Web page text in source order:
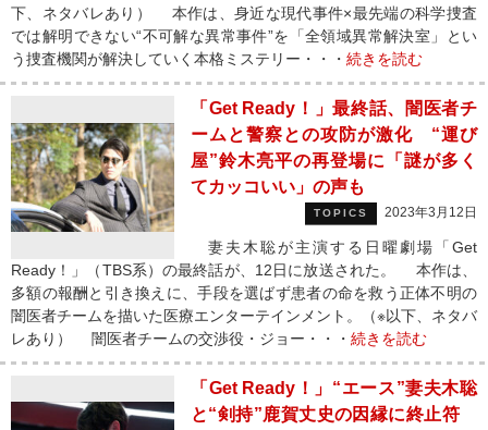
下、ネタバレあり） 本作は、身近な現代事件×最先端の科学捜査
では解明できない“不可解な異常事件”を「全領域異常解決室」とい
う捜査機関が解決していく本格ミステリー・・・ 続きを読む
「Get Ready！」最終話、闇医者チ
ームと警察との攻防が激化 “運び
屋”鈴木亮平の再登場に「謎が多く
てカッコいい」の声も
TOPICS 2023年3月12日
妻夫木聡が主演する日曜劇場「Get
Ready！」（TBS系）の最終話が、12日に放送された。 本作は、
多額の報酬と引き換えに、手段を選ばず患者の命を救う正体不明の
闇医者チームを描いた医療エンターテインメント。（※以下、ネタバ
レあり） 闇医者チームの交渉役・ジョー・・・ 続きを読む
「Get Ready！」“エース”妻夫木聡
と“剣持”鹿賀丈史の因縁に終止符